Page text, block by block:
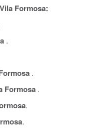
Formosa:
.
.
Formosa .
.
.